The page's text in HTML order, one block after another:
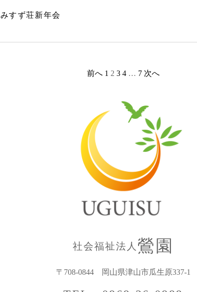
みすず荘新年会
前へ 1 2 3 4 … 7 次へ
社会福祉法人 鶯園
〒708-0844 岡山県津山市瓜生原337-1